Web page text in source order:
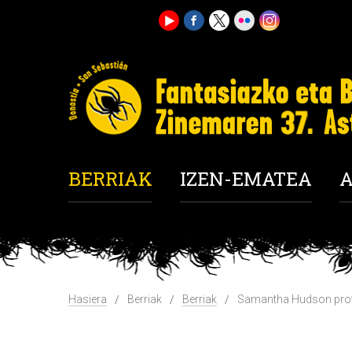
BERRIAK IZEN-EMATEA
Hasiera Berriak Berriak Samantha Hudson